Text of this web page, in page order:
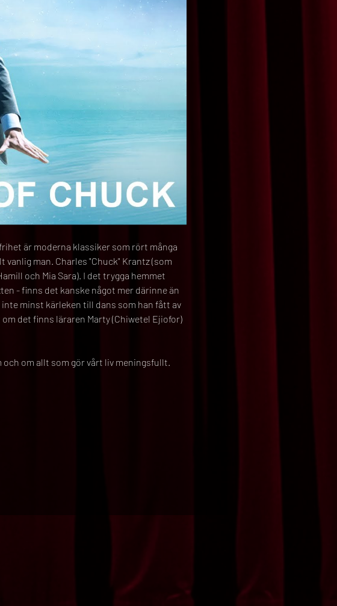
är moderna klassiker som rört många
man. Charles "Chuck" Krantz (som
och Mia Sara). I det trygga hemmet
- finns det kanske något mer därinne än
minst kärleken till dans som han fått av
det finns läraren Marty (Chiwetel Ejiofor)
och om allt som gör vårt liv meningsfullt.